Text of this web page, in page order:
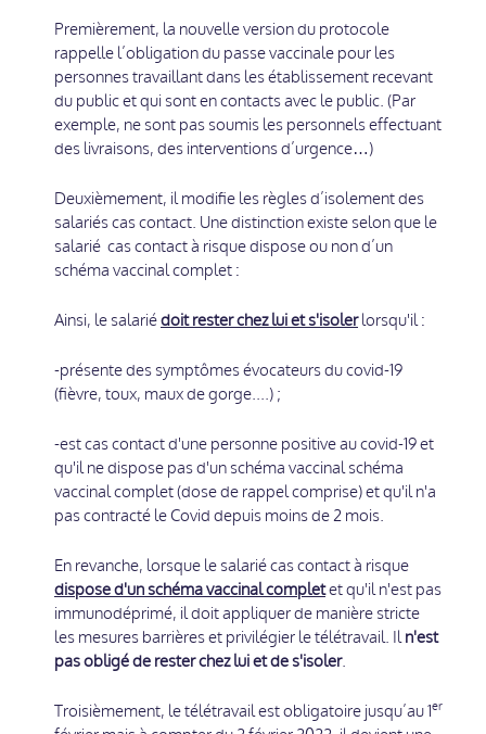
Premièrement, la nouvelle version du protocole
rappelle l’obligation du passe vaccinale pour les
personnes travaillant dans les établissement recevant
du public et qui sont en contacts avec le public. (Par
exemple, ne sont pas soumis les personnels effectuant
des livraisons, des interventions d’urgence…)
Deuxièmement, il modifie les règles d’isolement des
salariés cas contact. Une distinction existe selon que le
salarié cas contact à risque dispose ou non d’un
schéma vaccinal complet :
Ainsi, le salariédoit rester chez lui et s'isolerlorsqu'il :
-présente des symptômes évocateurs du covid-19
(fièvre, toux, maux de gorge....) ;
-est cas contact d'une personne positive au covid-19 et
qu'il ne dispose pas d'un schéma vaccinal schéma
vaccinal complet (dose de rappel comprise) et qu'il n'a
pas contracté le Covid depuis moins de 2 mois.
En revanche, lorsque le salarié cas contact à risque
dispose d'un schéma vaccinal completet qu'il n'est pas
immunodéprimé, il doit appliquer de manière stricte
les mesures barrières et privilégier le télétravail. Iln'est
pas obligé de rester chez lui et de s'isoler.
Troisièmement, le télétravail est obligatoire jusqu’au 1er